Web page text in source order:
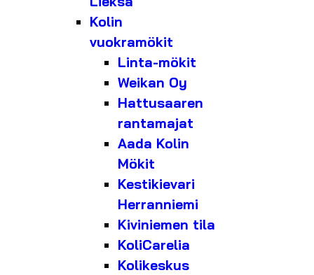
Kolin
vuokramökit
Linta-mökit
Weikan Oy
Hattusaaren
rantamajat
Aada Kolin
Mökit
Kestikievari
Herranniemi
Kiviniemen tila
KoliCarelia
Kolikeskus